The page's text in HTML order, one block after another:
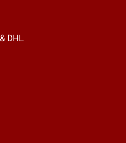
DHL